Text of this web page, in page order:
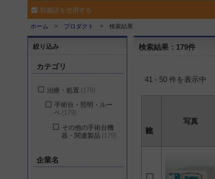
類義語を使用する
ホーム プロダクト 検索結果
絞り込み
カテゴリ
治療・処置 179
手術台・照明・ルー
ペ 179
その他の手術台機
器・関連製品 179
企業名
検索結果：179件
41 - 50 件を表示中
写真